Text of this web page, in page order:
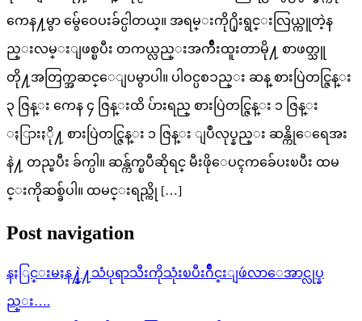
ကေန႔မွာ မွ်ေဝေပးခ်င္ပါတယ္။ အရမ္းကို႐ိုးရွင္းလြယ္ကူတဲ့န
ည္းလမ္းျဖစ္ၿပီး တကယ္လည္းအက်ိဳးထူးတာမို႔ စာဖတ္သူ
တို႔အတြက္အဆင္ေျပမွာပါ။ ပါဝင္ပစၥည္း ဆန္ စားပြဲတင္ဇြန္း
၃ ဇြန္း ကေန ၄ ဇြန္းထိ ပ်ားရည္ စားပြဲတင္ဇြန္း ၁ ဇြန္း
ႏြားႏို႔ စားပြဲတင္ဇြန္း ၁ ဇြန္း ျပဳလုပ္နည္း ဆန္ကိုေရေအး
နဲ႔ တည္ၿပီး ခ်က္ပါ။ ဆန္က်က္ၿပီဆိုရင္ မီးဖိုေပၚကခ်ေပးၿပီး ထမ
င္းကိုဆစ္ခ်ပါ။ ထမင္းရည္ကို […]
Post navigation
နႏြင္းမႈန႔္နဲ႔သံပုရာသီးကိုသုံးၿပီးဂ်ိဳင္းျဖဴလာေအာင္လုပ္န
ည္း….